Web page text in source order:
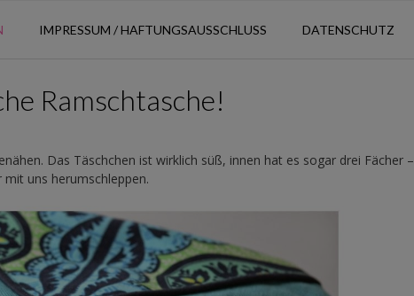
IMPRESSUM / HAFTUNGSAUSSCHLUSS DATENSCHUTZ
Ramschtasche!
Das Täschchen ist wirklich süß, innen hat es sogar drei Fächer –
uns herumschleppen.